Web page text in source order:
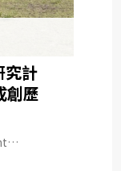
究計
創歷